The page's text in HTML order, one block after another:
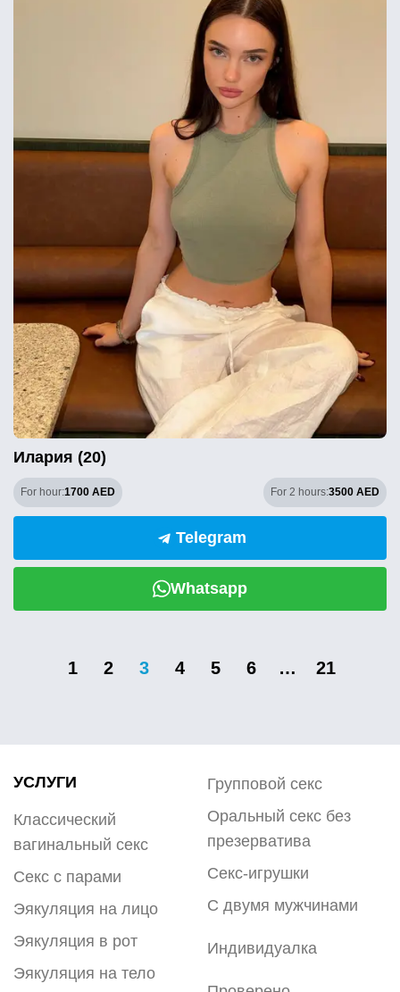
Илария (20)
For hour:1700 AED For 2 hours:3500 AED
Telegram
Whatsapp
1 2 3 4 5 6 … 21
УСЛУГИ
Классический
вагинальный секс
Секс с парами
Эякуляция на лицо
Эякуляция в рот
Эякуляция на тело
Групповой секс
Оральный секс без
презерватива
Секс-игрушки
С двумя мужчинами
Индивидуалка